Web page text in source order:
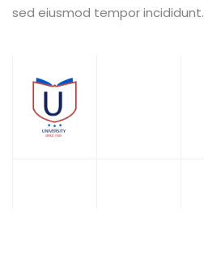
sed eiusmod tempor incididunt.